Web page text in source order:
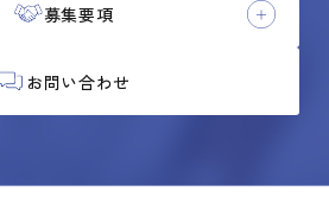
募集要項
お問い合わせ